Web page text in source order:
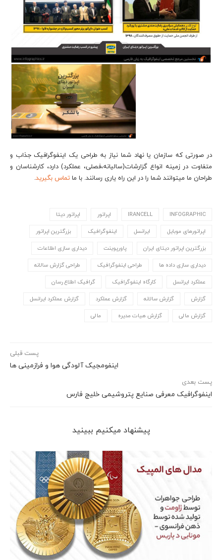
در صورتی که سازمان یا نهاد شما نیاز به طراحی یک اینفوگرافیک جذاب و
متفاوت در زمینه انواع گزارشات(سالیانه،فصلی، عملکرد) دارد، کارشناسان و
طراحان ما می‎توانند شما را در این راه یاری رسانند. با ما
تماس بگیرید.
INFOGRAPHIC
IRANCELL اپراتور اپراتور دیتا
اپراتورهای موبایل ایرانسل اینفوگرافیک بزرگترین اپراتور
بزرگترین اپراتور دیتای ایران پاورپوینت دیداری سازی اطلاعات
دیداری سازی داده ها طراحی اینفوگرافیک طراحی گزارش سالانه
عملکرد ایرانسل کارگاه اینفوگرافیک گرافیک اطلاع رسان
گزارش گزارش سالانه گزارش عملکرد گزارش عملکرد ایرانسل
گزارش مالی گزارش هیات مدیره مالی
پست قبلی
اینفومجیک آلودگی هوا و فرازمینی ها
پست بعدی
اینفوگرافیک معرفی صنایع پتروشیمی خلیج فارس
پیشنهاد می‎کنیم ببینید